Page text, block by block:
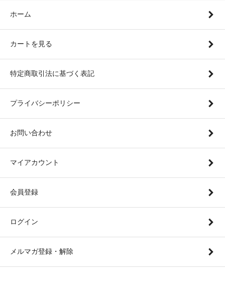
ホーム
カートを見る
特定商取引法に基づく表記
プライバシーポリシー
お問い合わせ
マイアカウント
会員登録
ログイン
メルマガ登録・解除